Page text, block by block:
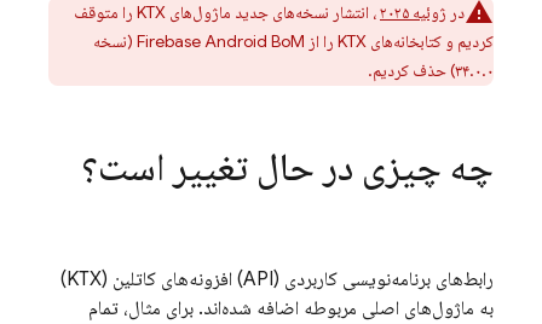
در ژوئیه ۲۰۲۵
، انتشار نسخه‌های جدید ماژول‌های KTX را متوقف
کردیم و کتابخانه‌های KTX را از
Firebase Android BoM (نسخه
۳۴.۰.۰) حذف کردیم.
چه چیزی در حال تغییر است؟
رابط‌های برنامه‌نویسی کاربردی (API) افزونه‌های کاتلین (KTX)
به ماژول‌های اصلی مربوطه اضافه شده‌اند. برای مثال، تمام